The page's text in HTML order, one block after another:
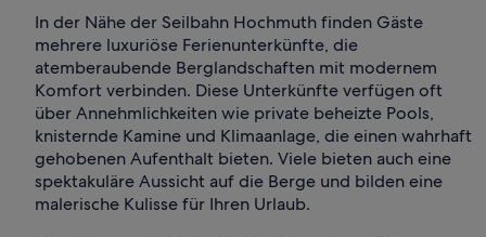
In der Nähe der Seilbahn Hochmuth finden Gäste
mehrere luxuriöse Ferienunterkünfte, die
atemberaubende Berglandschaften mit modernem
Komfort verbinden. Diese Unterkünfte verfügen oft
über Annehmlichkeiten wie private beheizte Pools,
knisternde Kamine und Klimaanlage, die einen wahrhaft
gehobenen Aufenthalt bieten. Viele bieten auch eine
spektakuläre Aussicht auf die Berge und bilden eine
malerische Kulisse für Ihren Urlaub.